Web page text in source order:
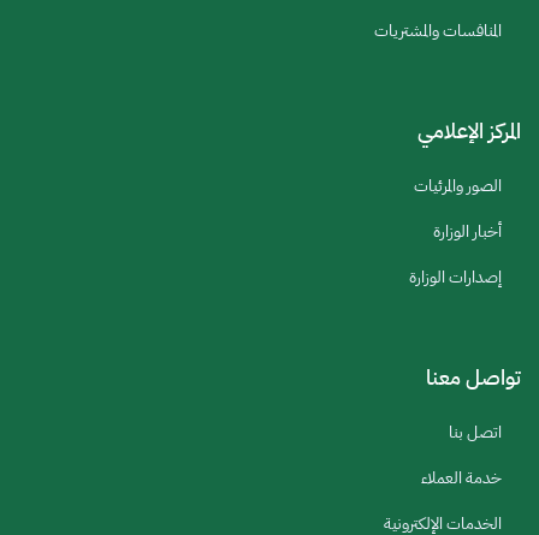
المنافسات والمشتريات
المركز الإعلامي
الصور والمرئيات
أخبار الوزارة
إصدارات الوزارة
تواصل معنا
اتصل بنا
خدمة العملاء
الخدمات الإلكترونية